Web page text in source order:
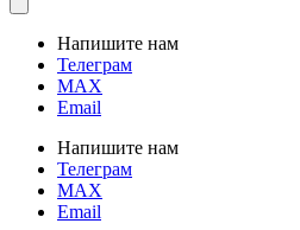
Напишите нам
Телеграм
MAX
Email
Напишите нам
Телеграм
MAX
Email